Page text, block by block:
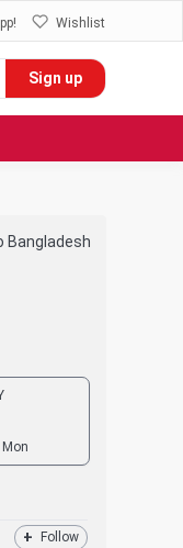
Wishlist
Sign up
Bangladesh
+ Follow